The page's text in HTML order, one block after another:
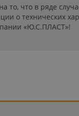
что в ряде
о технических
«Ю.С.ПЛАСТ»!